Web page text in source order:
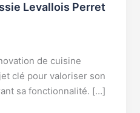
Levallois Perret
de cuisine
clé pour valoriser son
sa fonctionnalité. […]